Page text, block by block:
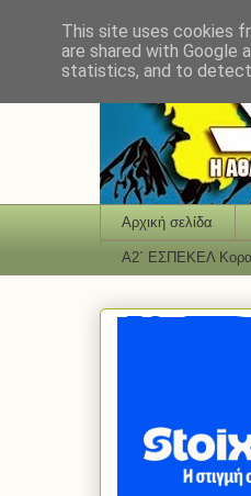
Αρχική σελίδα
Α2΄ ΕΣΠΕΚΕΛ
This site uses cookies
are shared with Google
statistics, and to detect